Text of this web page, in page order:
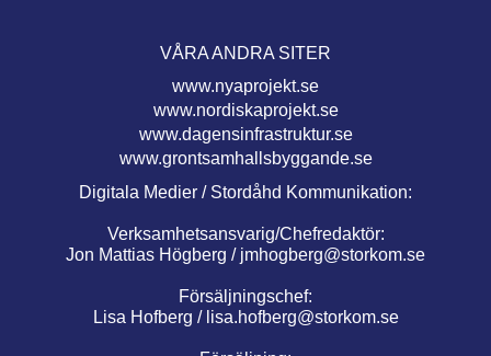
VÅRA ANDRA SITER
www.nyaprojekt.se
www.nordiskaprojekt.se
www.dagensinfrastruktur.se
www.grontsamhallsbyggande.se
Digitala Medier / Stordåhd Kommunikation:
Verksamhetsansvarig/Chefredaktör:
Jon Mattias Högberg / jmhogberg@storkom.se
Försäljningschef:
Lisa Hofberg / lisa.hofberg@storkom.se